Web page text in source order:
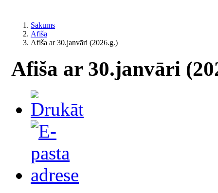
Sākums
Afiša
Afiša ar 30.janvāri (2026.g.)
Afiša ar 30.janvāri